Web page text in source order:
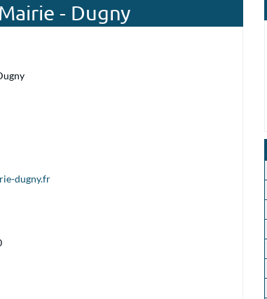
- Dugny
dugny.fr